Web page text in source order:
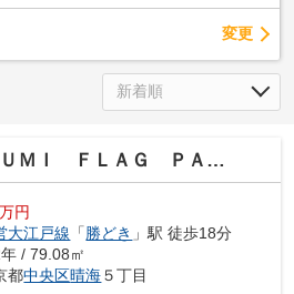
変更
ＦＬＡＧ ＰＡＲＫ ＶＩＬＬＡＧＥ Ｄ棟
万円
大江戸線 「 勝どき 」駅 徒歩18分
/ 79.08㎡
都中央区晴海５丁目